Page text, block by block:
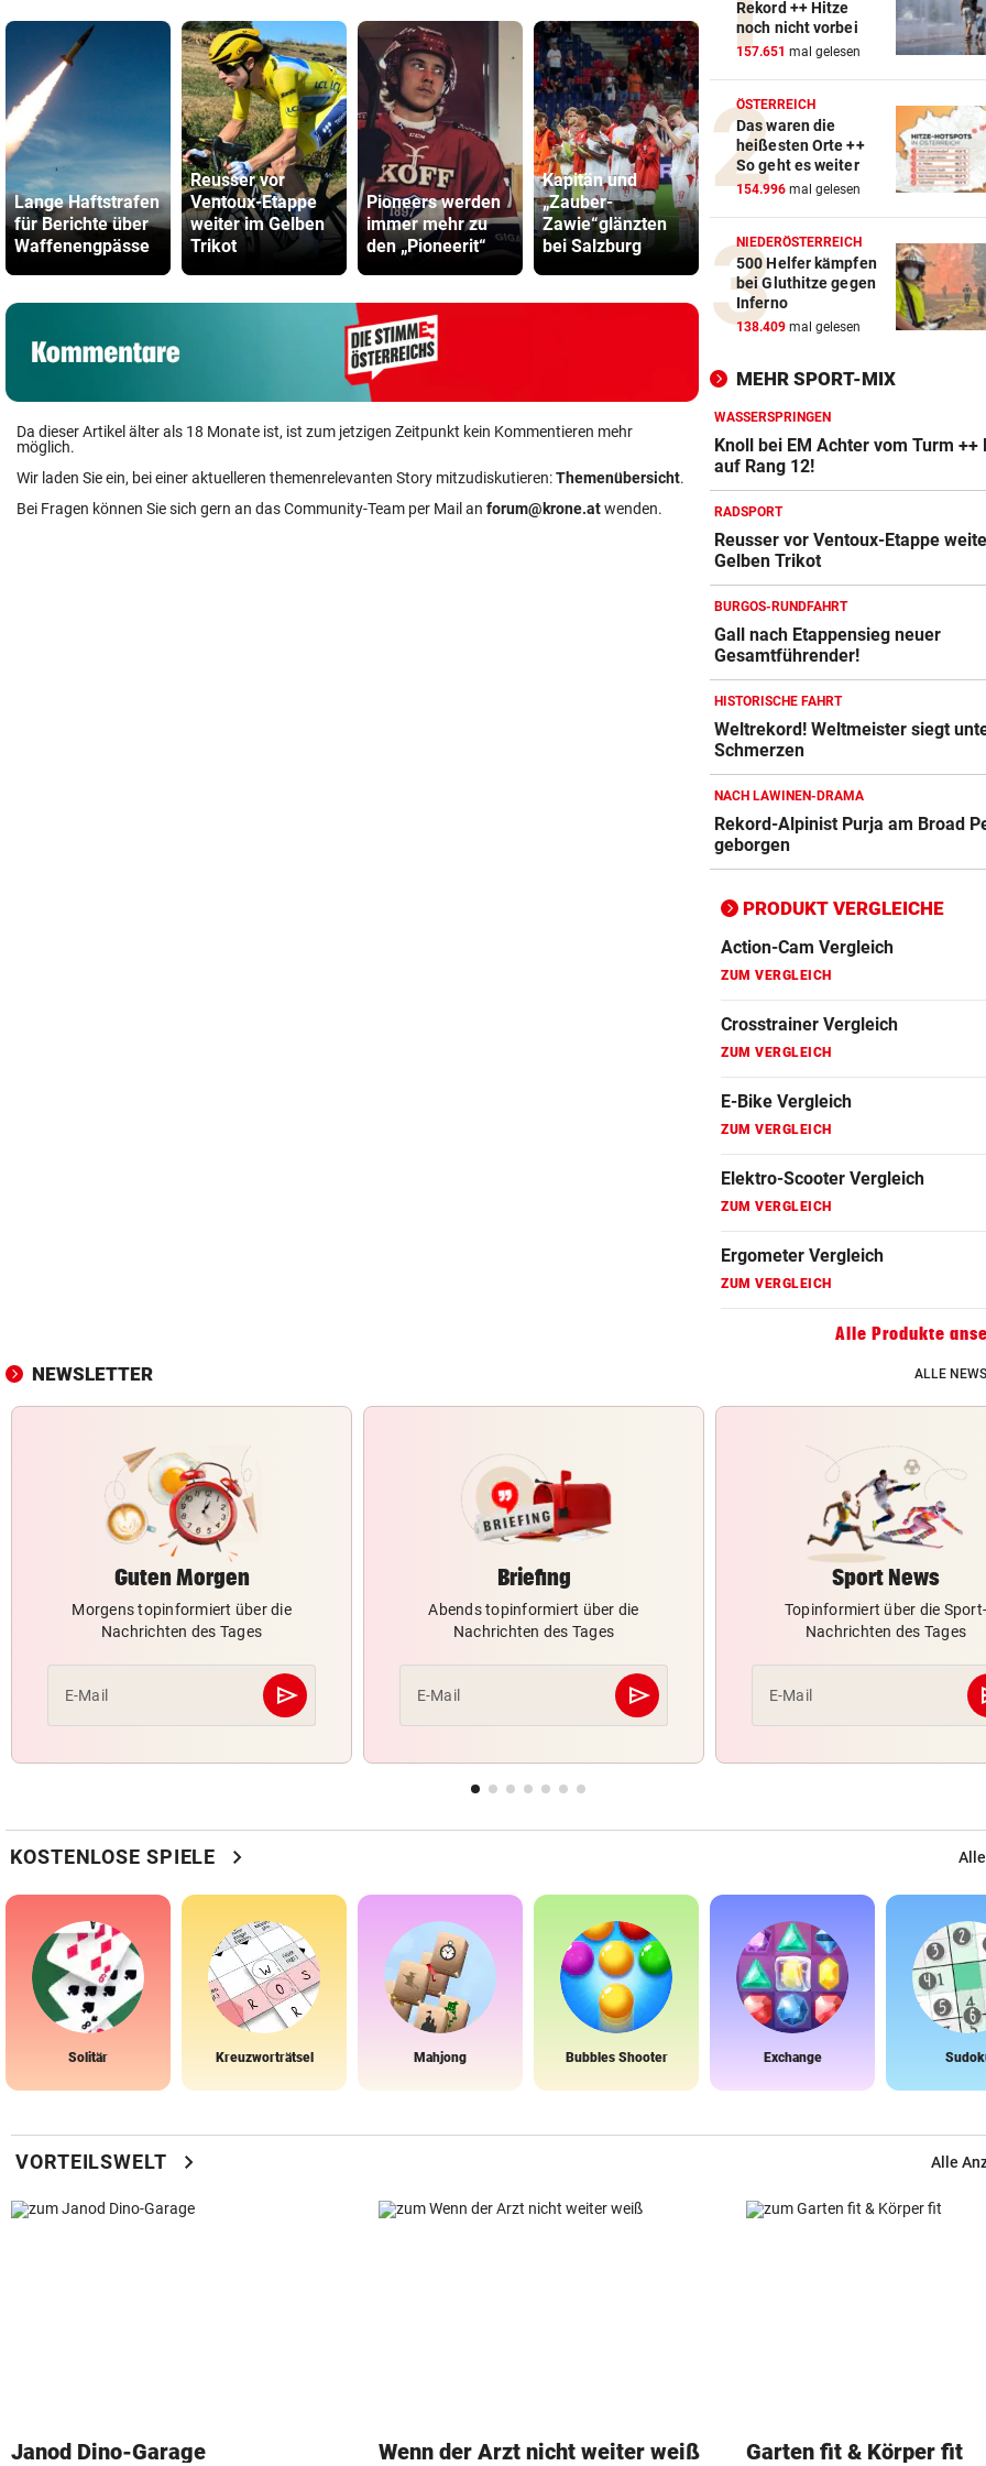
Lange Haftstrafen
für Berichte über
Waffenengpässe
Reusser vor
Ventoux-Etappe
weiter im Gelben
Trikot
Pioneers werden
immer mehr zu
den „Pioneerit“
Kapitän und
„Zauber-
Zawie“glänzten
bei Salzburg
TV-Star geht mit
Kanzler Stocker
hart ins Gericht
viel Hass
begegnet“
Da dieser Artikel älter als 18 Monate ist, ist zum jetzigen Zeitpunkt kein Kommentieren mehr
möglich.
Wir laden Sie ein, bei einer aktuelleren themenrelevanten Story mitzudiskutieren:Themenübersicht.
Bei Fragen können Sie sich gern an das Community-Team per Mail an forum@krone.atwenden.
Rekord ++ Hitze
noch nicht vorbei
157.651 mal gelesen
ÖSTERREICH
Das waren die
heißesten Orte ++
So geht es weiter
154.996 mal gelesen
NIEDERÖSTERREICH
500 Helfer kämpfen
bei Gluthitze gegen
Inferno
138.409 mal gelesen
MEHR SPORT-MIX
WASSERSPRINGEN
Knoll bei EM Achter vom Turm ++
auf Rang 12!
RADSPORT
Reusser vor Ventoux-Etappe
Gelben Trikot
BURGOS-RUNDFAHRT
Gall nach Etappensieg neuer
Gesamtführender!
HISTORISCHE FAHRT
Weltrekord! Weltmeister siegt
Schmerzen
NACH LAWINEN-DRAMA
Rekord-Alpinist Purja am Broad
geborgen
PRODUKT VERGLEICHE
ZUM VERGLEICH
Crosstrainer Vergleich
ZUM VERGLEICH
E-Bike Vergleich
ZUM VERGLEICH
Elektro-Scooter Vergleich
Ergometer Vergleich
Fahrrad Test
Fahrradanhänger Vergleich
Faszienrolle Vergleich
Hoverboard Vergleich
Alle Produkte
NEWSLETTER ALLE
Guten Morgen
Morgens topinformiert über die
Nachrichten des Tages
E-Mail send
Abschicken
Briefing
Abends topinformiert über die
Nachrichten des Tages
E-Mail send
Abschicken
Sport News
Topinformiert über die Sport-
Nachrichten des Tages
E-Mail
KOSTENLOSE SPIELE chevron_right
Solitär Kreuzworträtsel Mahjong Bubbles Shooter Exchange
VORTEILSWELT chevron_right Alle
Janod Dino-Garage Wenn der Arzt nicht weiter weiß Garten fit & Körper fit